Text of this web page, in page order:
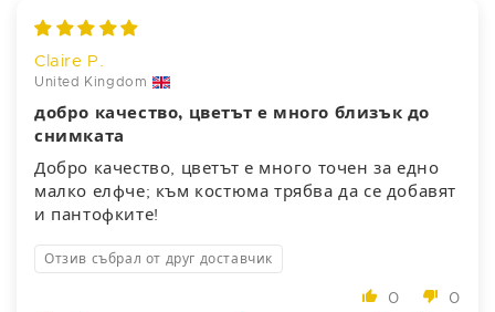
Claire P.
United Kingdom
добро качество, цветът е много близък до
снимката
Добро качество, цветът е много точен за едно
малко елфче; към костюма трябва да се добавят
и пантофките!
Отзив събрал от друг доставчик
0
0